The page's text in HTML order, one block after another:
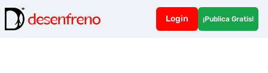
Login ¡Publica Gratis!